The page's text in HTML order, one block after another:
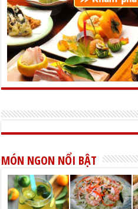
MÓN NGON NỔI BẬT